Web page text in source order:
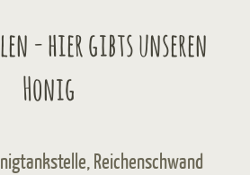
- hier gibts unseren
Honig
Reichenschwand